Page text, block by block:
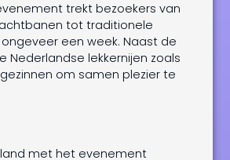
trekt bezoekers van
tot traditionele
een week. Naast de
lekkernijen zoals
om samen plezier te
met het evenement